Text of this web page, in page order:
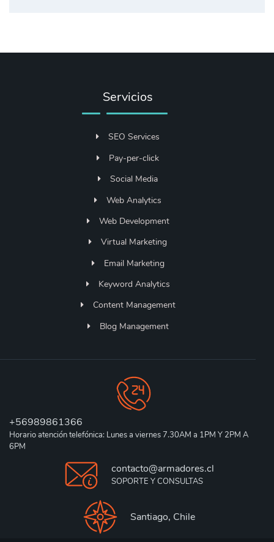
Servicios
SEO Services
Pay-per-click
Social Media
Web Analytics
Web Development
Virtual Marketing
Email Marketing
Keyword Analytics
Content Management
Blog Management
+56989861366
Horario atención telefónica: Lunes a viernes 7.30AM a 1PM Y 2PM A
6PM
contacto@armadores.cl
SOPORTE Y CONSULTAS
Santiago, Chile